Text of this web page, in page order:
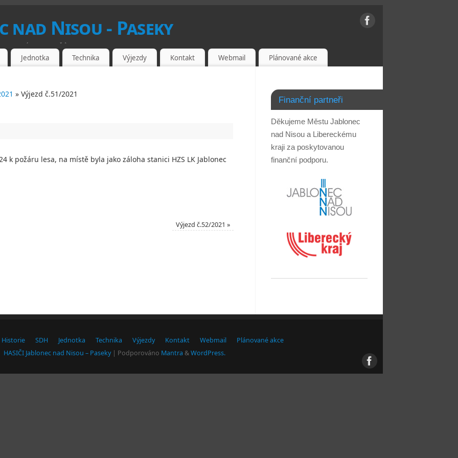
nad Nisou - Paseky
HASIČŮ
Jednotka Technika Výjezdy Kontakt Webmail Plánované akce
» Výjezd č.51/2021
k požáru lesa, na místě byla jako záloha stanici HZS LK Jablonec
Výjezd č.52/2021 »
Finanční partneři
Děkujeme Městu Jablonec
nad Nisou a Libereckému
kraji za poskytovanou
finanční podporu.
Historie SDH Jednotka Technika Výjezdy Kontakt Webmail
Plánované akce
HASIČI Jablonec nad Nisou – Paseky| Podporováno Mantra &WordPress.